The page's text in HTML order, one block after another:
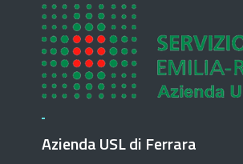
Azienda USL di Ferrara